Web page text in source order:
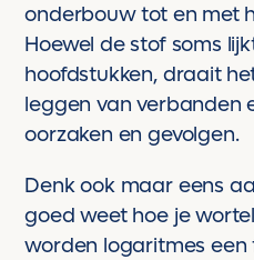
onderbouw tot en met
Hoewel de stof soms
hoofdstukken, draait
leggen van verbanden
oorzaken en gevolgen.
Denk ook maar eens
goed weet hoe je
worden logaritmes een